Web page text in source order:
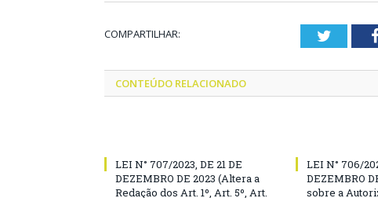
COMPARTILHAR: Twitter
CONTEÚDO RELACIONADO
LEI N° 707/2023, DE 21 DE
DEZEMBRO DE 2023 (Altera a
Redação dos Art. 1º, Art. 5º, Art.
LEI N° 706/
DEZEMBRO
sobre a